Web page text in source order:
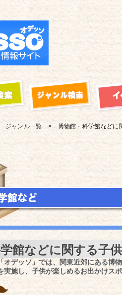
ジャンル一覧 博物館・科学館などに
館などに関する子
デッソ」では、関東近郊にある博
実施し、子供が楽しめるお出かけス